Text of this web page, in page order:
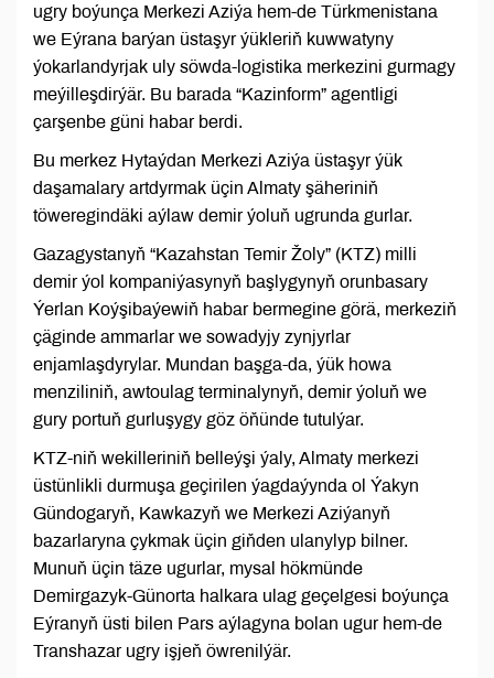
ugry boýunça Merkezi Aziýa hem-de Türkmenistana
we Eýrana barýan üstaşyr ýükleriň kuwwatyny
ýokarlandyrjak uly söwda-logistika merkezini gurmagy
meýilleşdirýär. Bu barada “Kazinform” agentligi
çarşenbe güni habar berdi.
Bu merkez Hytaýdan Merkezi Aziýa üstaşyr ýük
daşamalary artdyrmak üçin Almaty şäheriniň
töweregindäki aýlaw demir ýoluň ugrunda gurlar.
Gazagystanyň “Kazahstan Temir Žoly” (KTZ) milli
demir ýol kompaniýasynyň başlygynyň orunbasary
Ýerlan Koýşibaýewiň habar bermegine görä, merkeziň
çäginde ammarlar we sowadyjy zynjyrlar
enjamlaşdyrylar. Mundan başga-da, ýük howa
menziliniň, awtoulag terminalynyň, demir ýoluň we
gury portuň gurluşygy göz öňünde tutulýar.
KTZ-niň wekilleriniň belleýşi ýaly, Almaty merkezi
üstünlikli durmuşa geçirilen ýagdaýynda ol Ýakyn
Gündogaryň, Kawkazyň we Merkezi Aziýanyň
bazarlaryna çykmak üçin giňden ulanylyp bilner.
Munuň üçin täze ugurlar, mysal hökmünde
Demirgazyk-Günorta halkara ulag geçelgesi boýunça
Eýranyň üsti bilen Pars aýlagyna bolan ugur hem-de
Transhazar ugry işjeň öwrenilýär.